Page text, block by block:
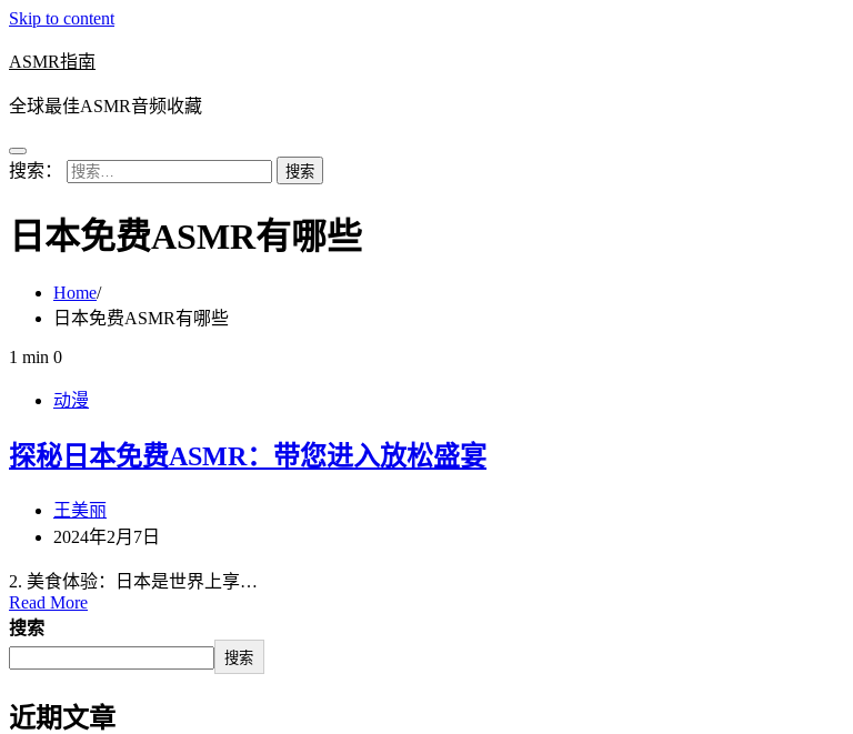
Skip to content
ASMR指南
全球最佳ASMR音频收藏
搜索：
日本免费ASMR有哪些
Home
日本免费ASMR有哪些
1 min 0
动漫
探秘日本免费ASMR：带您进入放松盛宴
王美丽
2024年2月7日
2. 美食体验：日本是世界上享…
Read More
搜索
搜索
近期文章